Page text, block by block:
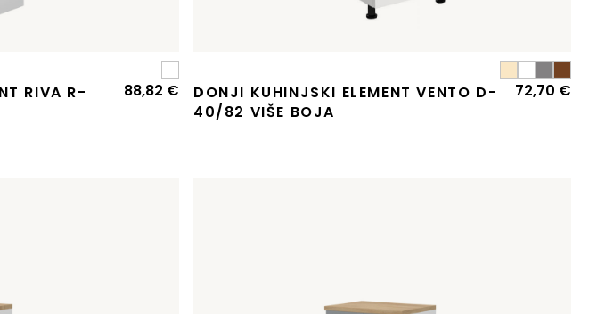
RIVA R-
88,82 €
DONJI KUHINJSKI ELEMENT VENTO D-
40/82 VIŠE BOJA
72,70 €